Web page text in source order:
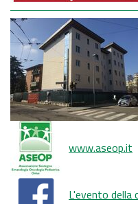
www.aseop.it
L'evento della